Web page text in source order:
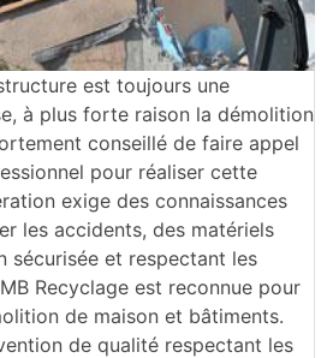
est toujours une
à plus forte raison la démolition
conseillé de faire appel
pour réaliser cette
exige des connaissances
les accidents, des matériels
sécurisée et respectant les
Recyclage est reconnue pour
de maison et bâtiments.
de qualité respectant les